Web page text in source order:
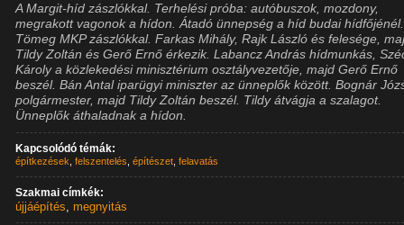
A Margit-híd zászlókkal. Terhelési próba: autóbuszok, mozdony,
megrakott vagonok a hídon. Átadó ünnepség a híd budai hídfőjénél.
Tömeg MKP zászlókkal. Farkas Mihály, Rajk László és felesége,
Tildy Zoltán és Gerő Ernő érkezik. Labancz András hídmunkás,
Károly a közlekedési minisztérium osztályvezetője, majd Gerő Ernő
beszél. Bán Antal iparügyi miniszter az ünneplők között. Bognár
polgármester, majd Tildy Zoltán beszél. Tildy átvágja a szalagot.
Ünneplők áthaladnak a hídon.
Kapcsolódó témák:
építkezések ,felszentelés ,építészet ,felavatás
Szakmai címkék:
újjáépítés,megnyitás